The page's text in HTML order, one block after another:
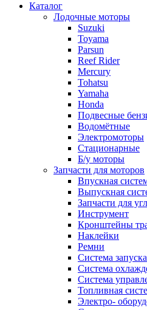
Каталог
Лодочные моторы
Suzuki
Toyama
Parsun
Reef Rider
Mercury
Tohatsu
Yamaha
Honda
Подвесные
Водомётные
Электромоторы
Стационарные
Б/у моторы
Запчасти для моторов
Впускная
Выпускная
Запчасти для
Инструмент
Кронштейны
Наклейки
Ремни
Система
Система
Система
Топливная
Электро-